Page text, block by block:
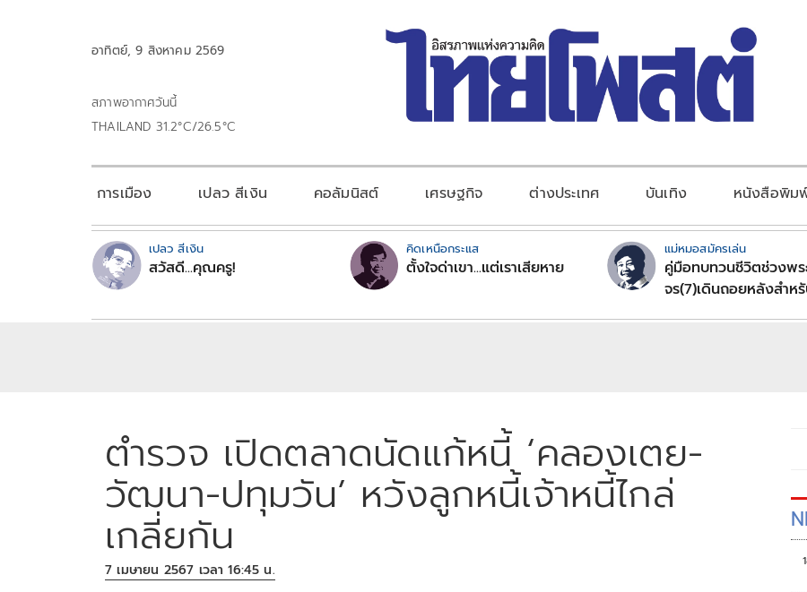
อาทิตย์, 9 สิงหาคม 2569
สภาพอากาศวันนี้
THAILAND 31.2°C/26.5°C
การเมือง เปลว สีเงิน คอลัมนิสต์ เศรษฐกิจ ต่างประเทศ บันเทิง หนังสือพิม
เปลว สีเงิน
สวัสดี...คุณครู!
คิดเหนือกระแส
ตั้งใจด่าเขา...แต่เราเสียหาย
แม่หมอสมัครเล่น
คู่มือทบทวนชีวิตช่วงพร
จร(7)เดินถอยหลังสำห
ตำรวจ เปิดตลาดนัดแก้หนี้ ‘คลองเตย-
วัฒนา-ปทุมวัน’ หวังลูกหนี้เจ้าหนี้ไกล่
เกลี่ยกัน
7 เมษายน 2567 เวลา 16:45 น.